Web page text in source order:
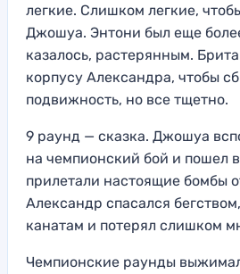
легкие. Слишком легкие,
Джошуа. Энтони был еще
казалось, растерянным.
корпусу Александра, чтобы
подвижность, но все тщетно.
9 раунд — сказка. Джошуа
на чемпионский бой и пошел
прилетали настоящие бомбы
Александр спасался
канатам и потерял слишком
Чемпионские раунды